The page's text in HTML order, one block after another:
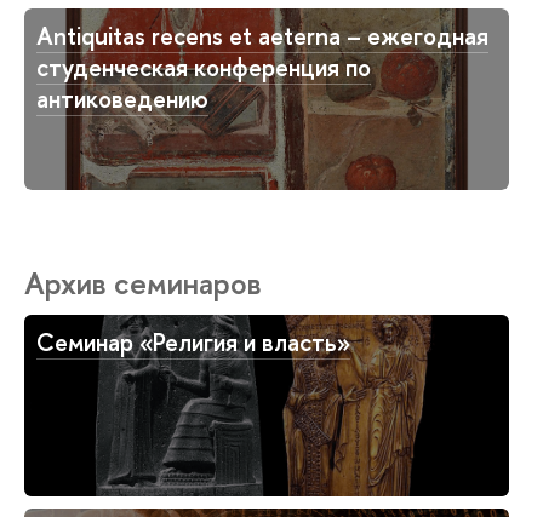
Antiquitas recens et aeterna – ежегодная
студенческая конференция по
антиковедению
Архив семинаров
Семинар «Религия и власть»